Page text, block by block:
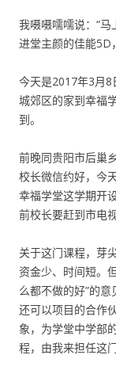
我嗫嗫嚅嚅说：“
进堂主颜的佳能5D
今天是2017年3月8
城郊区的家到幸福
到。
前晚同贵阳市后巢
校长微信约好，今
幸福学堂这学期开
前校长要赶到市电
关于这门课程，芽
资金少、时间短。
么都不做的好”的意
还可以项目的合
象，为学堂中学部
程，由我来担任这